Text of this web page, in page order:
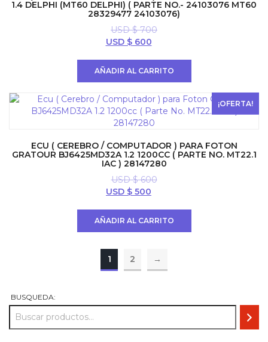
1.4 DELPHI (MT60 DELPHI) ( PARTE NO.- 24103076 MT60
28329477 24103076)
USD $700
El
era:
$ 700.
USD $600El
es:
$ 600.
AÑADIR AL CARRITO
¡OFERTA!
ECU ( CEREBRO / COMPUTADOR ) PARA FOTON
GRATOUR BJ6425MD32A 1.2 1200CC ( PARTE NO. MT22.1
IAC ) 28147280
USD $600
El
era:
$ 600.
USD $ 500
es:
AÑADIR AL CARRITO
1 2 →
BUSQUEDA: